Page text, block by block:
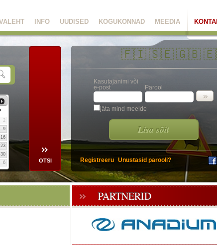
MEEDIA
KOGUKONNAD
UUDISED
INFO
2
9
16
23
30
6
🇫🇮🇸🇪🇬🇧
Kasutajanimi või
e-post
Parool
jäta mind meelde
Lisa sõit
Registreeru Unustasid parooli?
PARTNERID